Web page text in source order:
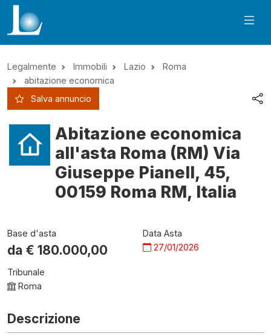
Legalmente Immobili Lazio
Roma
abitazione economica
Salva annuncio
Abitazione economica
all'asta Roma (RM) Via
Giuseppe Pianell, 45,
00159 Roma RM, Italia
Base d'asta
da € 180.000,00
Data Asta
27/01/2026
Tribunale
Roma
Descrizione